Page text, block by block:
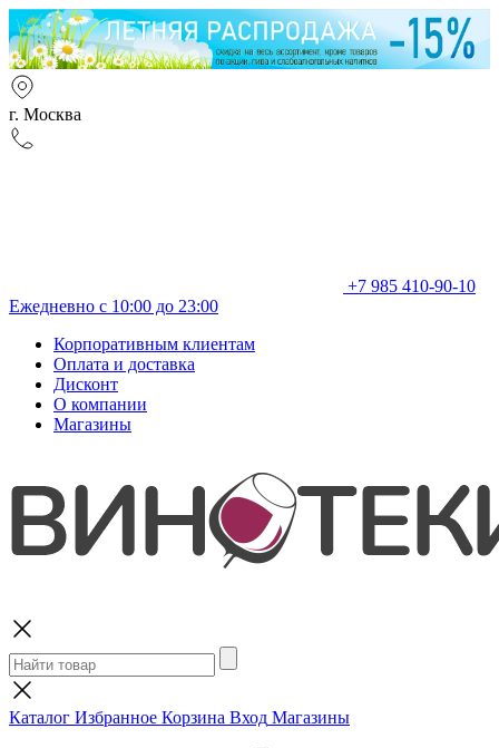
г. Москва
+7 985 410-90-10
Ежедневно с 10:00 до 23:00
Корпоративным клиентам
Оплата и доставка
Дисконт
О компании
Магазины
Каталог Избранное Корзина Вход Магазины